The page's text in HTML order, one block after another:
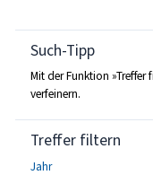
Such-Tipp
Mit der Funktion »Treffer
verfeinern.
Treffer filtern
Jahr